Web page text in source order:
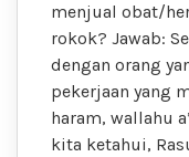
menjual obat/
rokok? Jawab:
dengan orang
pekerjaan yang
haram, wallahu
kita ketahui,